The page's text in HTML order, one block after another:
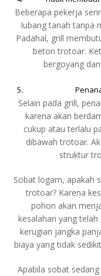
Beberapa pekerja
lubang tanah tanpa
Padahal, grill
beton trotoar.
bergoyang
Selain pada grill,
karena akan
cukup atau terlalu
dibawah trotoar.
struktur
Sobat logam, apakah
trotoar? Karena
pohon akan
kesalahan yang
kerugian jangka
biaya yang tidak
Apabila sobat